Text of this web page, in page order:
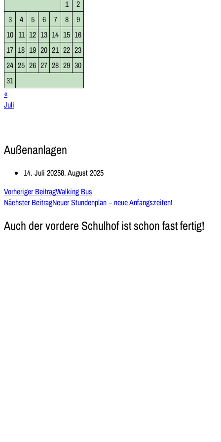
1
2
3
4 5 6 7 8
9
10 11 12 13 14 15 16
17 18 19 20 21 22 23
24 25 26 27 28 29 30
31
«
Juli
Außenanlagen
14. Juli 20258. August 2025
Vorheriger BeitragWalking Bus
Nächster BeitragNeuer Stundenplan – neue Anfangszeiten!
Auch der vordere Schulhof ist schon fast fertig!